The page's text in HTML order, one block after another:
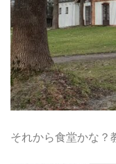
それから食堂かな？